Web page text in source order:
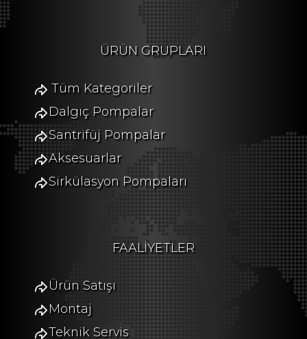
ÜRÜN GRUPLARI
Tüm Kategoriler
Dalgıç Pompalar
Santrifüj Pompalar
Aksesuarlar
Sirkülasyon Pompaları
FAALİYETLER
Ürün Satışı
Montaj
Teknik Servis